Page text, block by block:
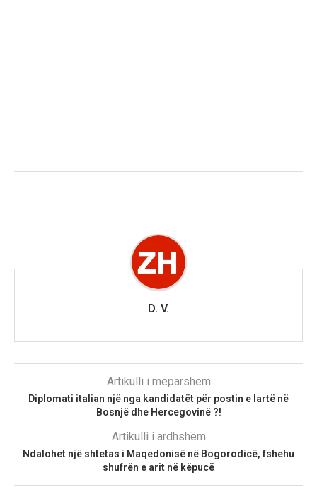
D. V.
Artikulli i mëparshëm
Diplomati italian një nga kandidatët për postin e lartë në
Bosnjë dhe Hercegovinë ?!
Artikulli i ardhshëm
Ndalohet një shtetas i Maqedonisë në Bogorodicë, fshehu
shufrën e arit në këpucë